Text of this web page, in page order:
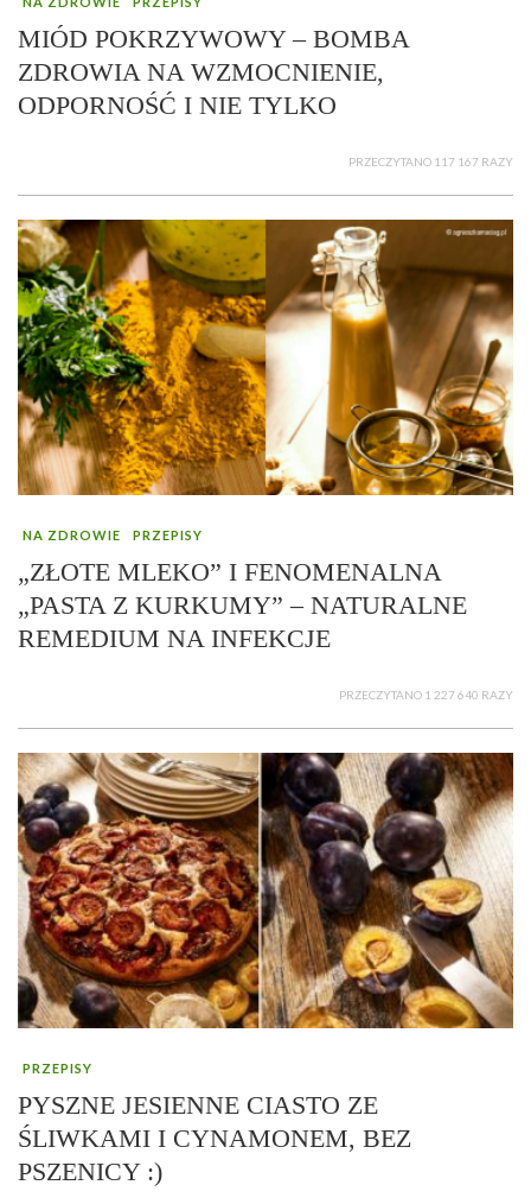
MIÓD POKRZYWOWY – BOMBA
ZDROWIA NA WZMOCNIENIE,
ODPORNOŚĆ I NIE TYLKO
PRZECZYTANO 117 167 RAZY
NA ZDROWIE PRZEPISY
„ZŁOTE MLEKO” I FENOMENALNA
„PASTA Z KURKUMY” – NATURALNE
REMEDIUM NA INFEKCJE
PRZECZYTANO 1 227 640 RAZY
PRZEPISY
PYSZNE JESIENNE CIASTO ZE
ŚLIWKAMI I CYNAMONEM, BEZ
PSZENICY :)